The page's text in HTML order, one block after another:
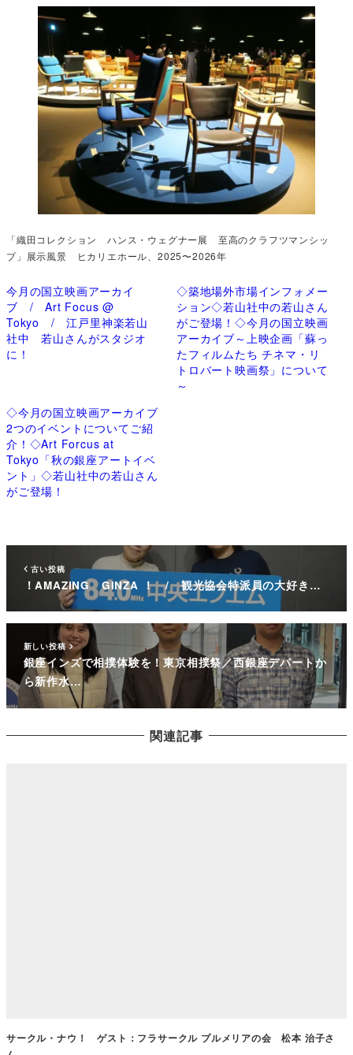
「織田コレクション ハンス・ウェグナー展 至高のクラフツマンシッ
プ」展示風景 ヒカリエホール、2025〜2026年
今月の国立映画アーカイ
ブ / Art Focus @
Tokyo / 江戸里神楽若山
社中 若山さんがスタジオ
に！
◇築地場外市場インフォメー
ション◇若山社中の若山さん
がご登場！◇今月の国立映画
アーカイブ～上映企画「蘇っ
たフィルムたち チネマ・リ
トロバート映画祭」について
～
◇今月の国立映画アーカイブ
2つのイベントについてご紹
介！◇Art Forcus at
Tokyo「秋の銀座アートイベ
ント」◇若山社中の若山さん
がご登場！
古い投稿
！AMAZING GINZA ！ / 観光協会特派員の大好き…
新しい投稿
銀座インズで相撲体験を！東京相撲祭／西銀座デパートか
ら新作水…
関連記事
サークル・ナウ！ ゲスト：フラサークル プルメリアの会 松本 治子さ